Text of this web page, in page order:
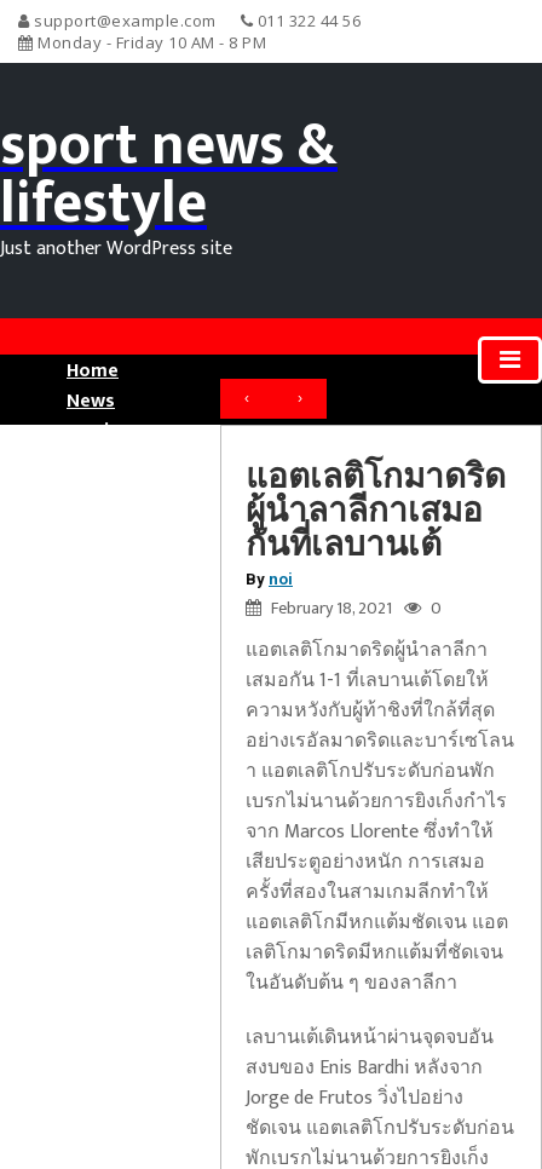
support@example.com
011 322 44 56
Monday - Friday 10 AM - 8 PM
sport news &
lifestyle
Just another WordPress site
Home
News
Movie News
‹ ›
แอตเลติโกมาดริด
ผู้นำลาลีกาเสมอ
กันที่เลบานเต้
By noi
February 18, 2021 0
แอตเลติโกมาดริดผู้นำลาลีกา
เสมอกัน 1-1 ที่เลบานเต้โดยให้
ความหวังกับผู้ท้าชิงที่ใกล้ที่สุด
อย่างเรอัลมาดริดและบาร์เซโลน
า แอตเลติโกปรับระดับก่อนพัก
เบรกไม่นานด้วยการยิงเก็งกำไร
จาก Marcos Llorente ซึ่งทำให้
เสียประตูอย่างหนัก การเสมอ
ครั้งที่สองในสามเกมลีกทำให้
แอตเลติโกมีหกแต้มชัดเจน แอต
เลติโกมาดริดมีหกแต้มที่ชัดเจน
ในอันดับต้น ๆ ของลาลีกา
เลบานเต้เดินหน้าผ่านจุดจบอัน
สงบของ Enis Bardhi หลังจาก
Jorge de Frutos วิ่งไปอย่าง
ชัดเจน แอตเลติโกปรับระดับก่อน
พักเบรกไม่นานด้วยการยิงเก็ง